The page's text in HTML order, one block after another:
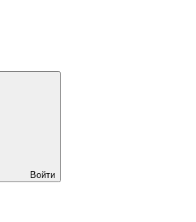
Войти